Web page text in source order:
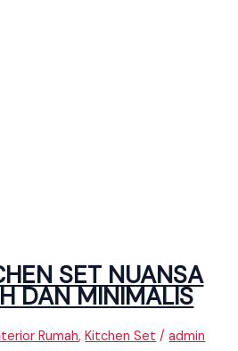
SET NUANSA
DAN MINIMALIS
Rumah,Kitchen Set /admin